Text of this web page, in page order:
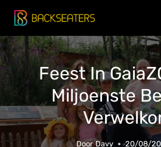
Doorgaan
naar
inhoud
Feest In
Miljoenste
Door Davy 20/08/